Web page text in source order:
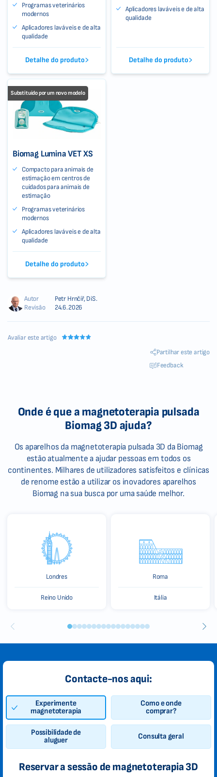
Programas veterinários
modernos
Aplicadores laváveis e de alta
qualidade
Detalhe do produto
Aplicadores laváveis e de alta
qualidade
Detalhe do produto
Substituído por um novo modelo
Biomag Lumina VET XS
Compacto para animais de
estimação em centros de
cuidados para animais de
estimação
Programas veterinários
modernos
Aplicadores laváveis e de alta
qualidade
Detalhe do produto
Autor
Petr Hrnčíř, DiS.
Revisão
24.6.2026
Avaliar este artigo
Partilhar este artigo
Feedback
Onde é que a magnetoterapia pulsada
Biomag 3D ajuda?
Os aparelhos da magnetoterapia pulsada 3D da Biomag
estão atualmente a ajudar pessoas em todos os
continentes. Milhares de utilizadores satisfeitos e clínicas
de renome estão a utilizar os inovadores aparelhos
Biomag na sua busca por uma saúde melhor.
Londres
Reino Unido
Roma
Itália
Contacte-nos aqui:
Experimente
magnetoterapia
Como e onde
comprar?
Possibilidade de
aluguer
Consulta geral
Reservar a sessão de magnetoterapia 3D